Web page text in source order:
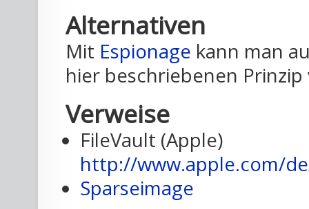
Alternativen
Mit Espionage kann man
hier beschriebenen
Verweise
FileVault (Apple)
http://www.apple.com/
Sparseimage